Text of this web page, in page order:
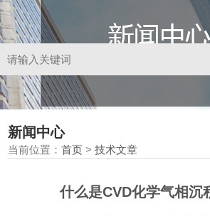
新闻中心
当前位置：首页 >技术文章
什么是CVD化学气相沉